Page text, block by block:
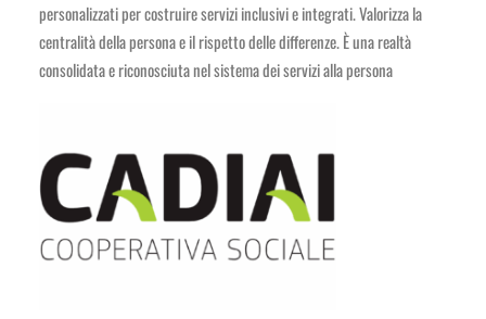
personalizzati per costruire servizi inclusivi e integrati. Valorizza la
centralità della persona e il rispetto delle differenze. È una realtà
consolidata e riconosciuta nel sistema dei servizi alla persona